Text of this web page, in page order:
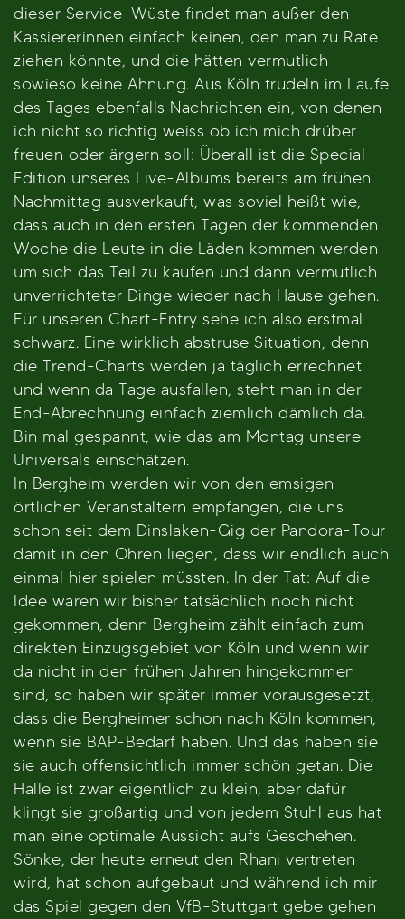
dieser Service-Wüste findet man außer den
Kassiererinnen einfach keinen, den man zu Rate
ziehen könnte, und die hätten vermutlich
sowieso keine Ahnung. Aus Köln trudeln im Laufe
des Tages ebenfalls Nachrichten ein, von denen
ich nicht so richtig weiss ob ich mich drüber
freuen oder ärgern soll: Überall ist die Special-
Edition unseres Live-Albums bereits am frühen
Nachmittag ausverkauft, was soviel heißt wie,
dass auch in den ersten Tagen der kommenden
Woche die Leute in die Läden kommen werden
um sich das Teil zu kaufen und dann vermutlich
unverrichteter Dinge wieder nach Hause gehen.
Für unseren Chart-Entry sehe ich also erstmal
schwarz. Eine wirklich abstruse Situation, denn
die Trend-Charts werden ja täglich errechnet
und wenn da Tage ausfallen, steht man in der
End-Abrechnung einfach ziemlich dämlich da.
Bin mal gespannt, wie das am Montag unsere
Universals einschätzen.
In Bergheim werden wir von den emsigen
örtlichen Veranstaltern empfangen, die uns
schon seit dem Dinslaken-Gig der Pandora-Tour
damit in den Ohren liegen, dass wir endlich auch
einmal hier spielen müssten. In der Tat: Auf die
Idee waren wir bisher tatsächlich noch nicht
gekommen, denn Bergheim zählt einfach zum
direkten Einzugsgebiet von Köln und wenn wir
da nicht in den frühen Jahren hingekommen
sind, so haben wir später immer vorausgesetzt,
dass die Bergheimer schon nach Köln kommen,
wenn sie BAP-Bedarf haben. Und das haben sie
sie auch offensichtlich immer schön getan. Die
Halle ist zwar eigentlich zu klein, aber dafür
klingt sie großartig und von jedem Stuhl aus hat
man eine optimale Aussicht aufs Geschehen.
Sönke, der heute erneut den Rhani vertreten
wird, hat schon aufgebaut und während ich mir
das Spiel gegen den VfB-Stuttgart gebe gehen